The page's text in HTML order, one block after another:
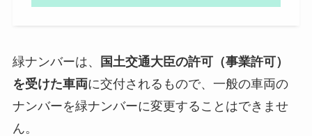
緑ナンバーは、
国土交通大臣の許可（事業許可）
を受けた車両に交付されるもので、一般の車両の
ナンバーを緑ナンバーに変更することはできませ
ん。